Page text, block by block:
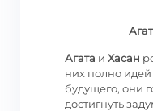
Агата и Хасан
них полно идей
будущего, они
достигнуть